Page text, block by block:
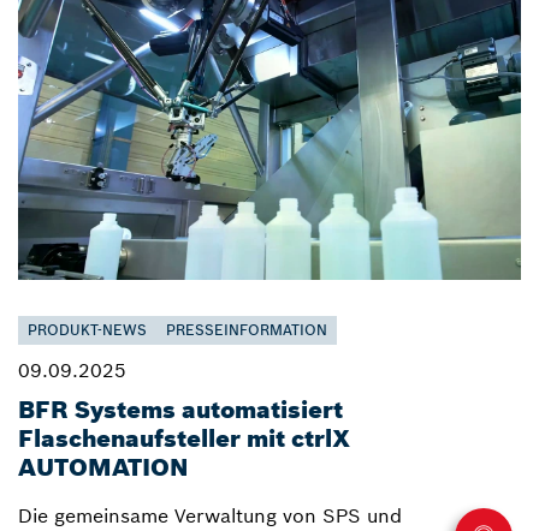
PRODUKT-NEWS PRESSEINFORMATION
09.09.2025
BFR Systems automatisiert
Flaschenaufsteller mit ctrlX
AUTOMATION
Die gemeinsame Verwaltung von SPS und